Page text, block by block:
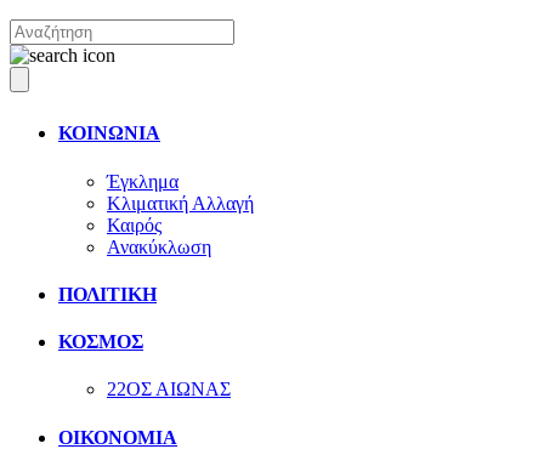
ΚΟΙΝΩΝΙΑ
Έγκλημα
Κλιματική Αλλαγή
Καιρός
Ανακύκλωση
ΠΟΛΙΤΙΚΗ
ΚΟΣΜΟΣ
22ΟΣ ΑΙΩΝΑΣ
ΟΙΚΟΝΟΜΙΑ